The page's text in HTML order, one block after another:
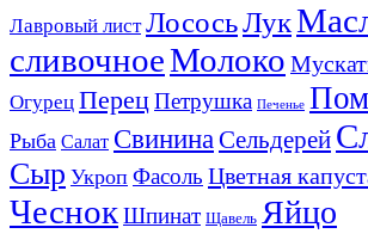
Лавровый лист ЛососьЛук
сливочноеМолоко
Огурец ПерецПетрушка Печенье
Рыба Салат СвининаСельдерей
Сыр Укроп Фасоль Цветная
ЧеснокШпинат Щавель Яйцо